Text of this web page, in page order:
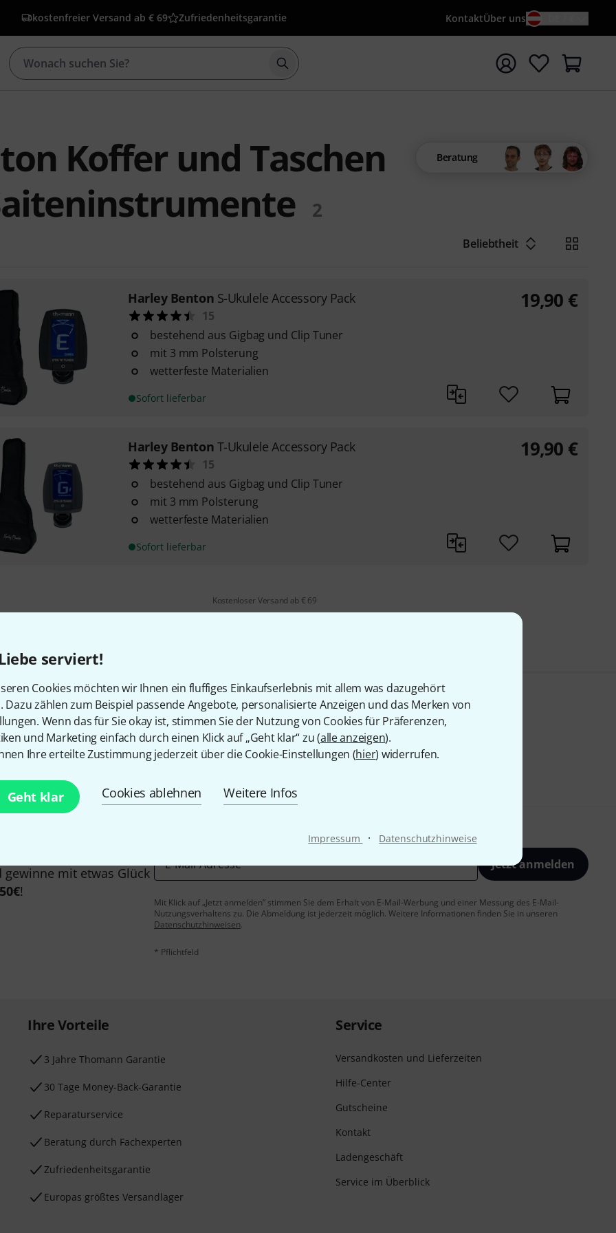
serviert!
Cookies möchten wir Ihnen ein fluffiges Einkaufserlebnis mit allem was dazugehört
Dazu zählen zum Beispiel passende Angebote, personalisierte Anzeigen und das Merken von
Wenn das für Sie okay ist, stimmen Sie der Nutzung von Cookies für Präferenzen,
und Marketing einfach durch einen Klick auf „Geht klar“ zu (alle anzeigen).
Ihre erteilte Zustimmung jederzeit über die Cookie-Einstellungen (hier) widerrufen.
Geht klar Cookies ablehnen Weitere Infos
Impressum · Datenschutzhinweise
kostenfreier Versand ab € 69 Zufriedenheitsgarantie KontaktÜber uns
Suche mit Suchwort {searchTerm} starten
Koffer und Taschen
2
Beratung
Beliebtheit
Harley Benton S-Ukulele Accessory Pack
15
bestehend aus Gigbag und Clip Tuner
mit 3 mm Polsterung
wetterfeste Materialien
Sofort lieferbar
19,90 €
Harley Benton T-Ukulele Accessory Pack
15
bestehend aus Gigbag und Clip Tuner
mit 3 mm Polsterung
wetterfeste Materialien
Sofort lieferbar
19,90 €
Kostenloser Versand ab € 69
Gefällt Ihnen, was Sie sehen?
Teilen Hilfe & Feedback
mit etwas Glück
50€!
E-Mail-Adresse* Jetzt anmelden
Mit Klick auf „Jetzt anmelden“ stimmen Sie dem Erhalt von E-Mail-Werbung und einer Messung des E-Mail-
Nutzungsverhaltens zu. Die Abmeldung ist jederzeit möglich. Weitere Informationen finden Sie in unseren
Datenschutzhinweisen.
* Pflichtfeld
Ihre Vorteile
3 Jahre Thomann Garantie
30 Tage Money-Back-Garantie
Reparaturservice
Beratung durch Fachexperten
Zufriedenheitsgarantie
Europas größtes Versandlager
Service
Versandkosten und Lieferzeiten
Hilfe-Center
Gutscheine
Kontakt
Ladengeschäft
Service im Überblick